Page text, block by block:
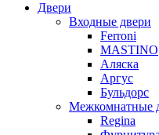
Двери
Входные двери
Ferroni
MASTINO
Аляска
Аргус
Бульдорс
Межкомнатные
Regina